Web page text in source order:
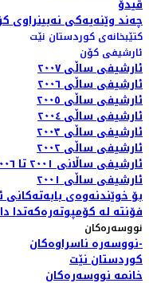
ڤیدۆ
چەند وێنەیەکی نەبینراوی
کتێبخانەی کوردستان نێت
ئارشیفی کۆن
ئارشیفی ساڵی ٢٠٠٧
ئارشیفی ساڵی ٢٠٠٦
ئارشیفی ساڵی ٢٠٠٥
ئارشیفی ساڵی ٢٠٠٤
ئارشیفی ساڵی ٢٠٠٣
ئارشیفی ساڵی ٢٠٠٢
ئارشیفی ساڵانی ٢٠٠١ تا ٢٠٠٦
ئارشیفی ساڵی ٢٠٠١
بۆ خوێندنەوەی
فۆنتە لە کۆمپوتەرەکەتدا
نووسەرەکان
نووسەرە ناسراوەکان-
کوردستان نێت
خانمە نووسەرەکان